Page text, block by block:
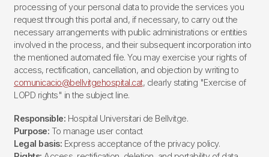
processing of your personal data to provide the services you
request through this portal and, if necessary, to carry out the
necessary arrangements with public administrations or entities
involved in the process, and their subsequent incorporation into
the mentioned automated file. You may exercise your rights of
access, rectification, cancellation, and objection by writing to
comunicacio@bellvitgehospital.cat, clearly stating "Exercise of
LOPD rights" in the subject line.
Responsible: Hospital Universitari de Bellvitge.
Purpose: To manage user contact
Legal basis: Express acceptance of the privacy policy.